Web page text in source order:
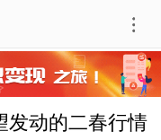
发动的二春行情